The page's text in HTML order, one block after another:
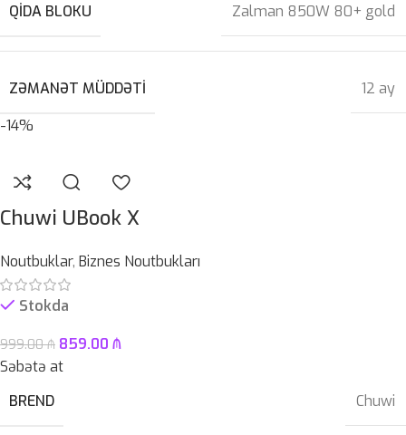
QIDA BLOKU Zalman 850W 80+ gold
ZƏMANƏT MÜDDƏTI
12 ay
-14%
Chuwi UBook X
Noutbuklar, Biznes Noutbukları
Stokda
999.00₼ 859.00 ₼
Səbətə at
BREND
Chuwi